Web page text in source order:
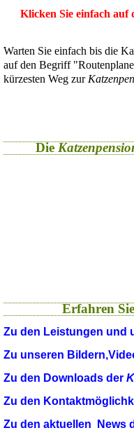
Klicken Sie einfach auf
Warten Sie einfach bis die
auf den Begriff
kürzesten Weg zur
Die
Erfahren
Zu den Leistungen und
Zu unseren
Zu den Downloads der
Zu den
Zu den aktuellen News